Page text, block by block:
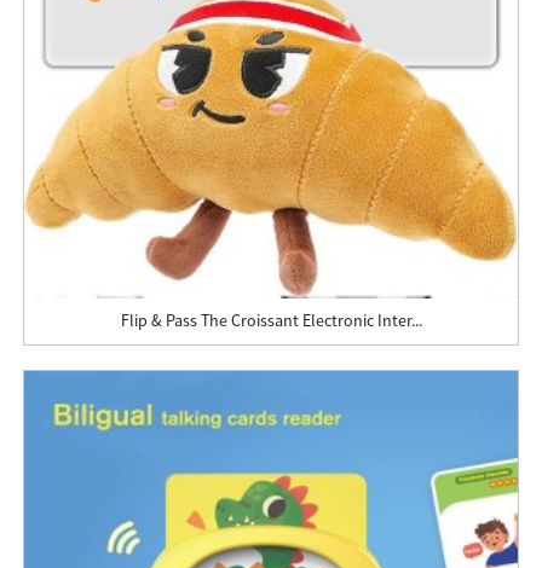
Flip & Pass The Croissant Electronic Inter...